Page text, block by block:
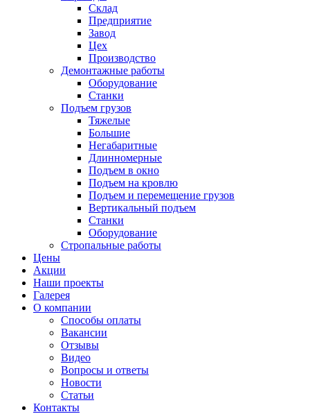
Склад
Предприятие
Завод
Цех
Производство
Демонтажные работы
Оборудование
Станки
Подъем грузов
Тяжелые
Большие
Негабаритные
Длинномерные
Подъем в окно
Подъем на кровлю
Подъем и перемещение грузов
Вертикальный подъем
Станки
Оборудование
Стропальные работы
Цены
Акции
Наши проекты
Галерея
О компании
Способы оплаты
Вакансии
Отзывы
Видео
Вопросы и ответы
Новости
Статьи
Контакты